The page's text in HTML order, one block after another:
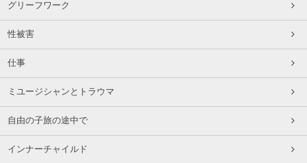
グリーフワーク
性被害
仕事
ミユージシャンとトラウマ
自由の子旅の途中で
インナーチャイルド